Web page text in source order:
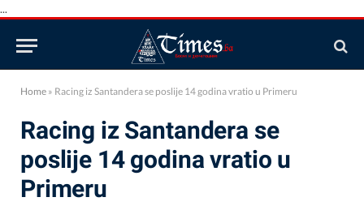
...
Home » Racing iz Santandera se poslije 14 godina vratio u Primeru
Racing iz Santandera se
poslije 14 godina vratio u
Primeru